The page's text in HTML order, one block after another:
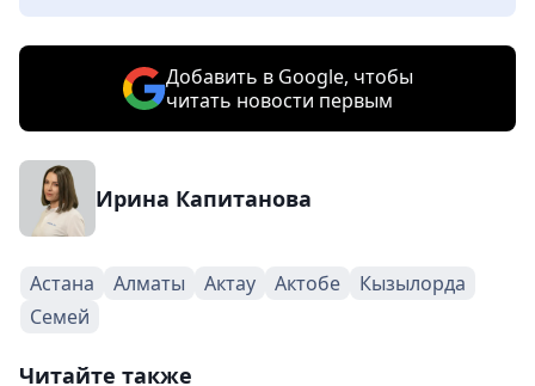
Добавить в Google, чтобы
читать новости первым
Ирина Капитанова
Астана Алматы Актау Актобе
Кызылорда
Семей
Читайте также